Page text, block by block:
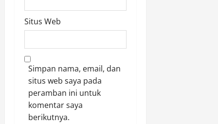
Situs Web
Simpan nama, email, dan
situs web saya pada
peramban ini untuk
komentar saya
berikutnya.